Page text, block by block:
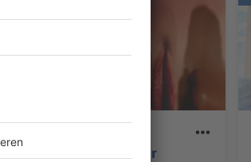
Mordopfer empört über